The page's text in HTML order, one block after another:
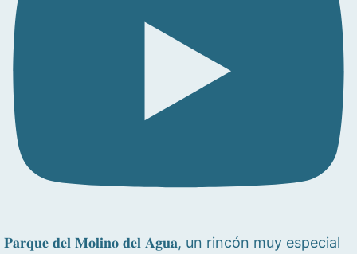
𝐏𝐚𝐫𝐪𝐮𝐞 𝐝𝐞𝐥 𝐌𝐨𝐥𝐢𝐧𝐨 𝐝𝐞𝐥 𝐀𝐠𝐮𝐚, un rincón muy especial